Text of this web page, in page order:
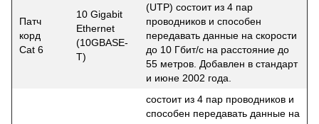
Патч
корд
Cat 6
10 Gigabit
Ethernet
(10GBASE-
T)
(UTP) состоит из 4 пар
проводников и способен
передавать данные на скорости
до 10 Гбит/с на расстояние до
55 метров. Добавлен в стандарт
и июне 2002 года.
состоит из 4 пар проводников и
способен передавать данные на